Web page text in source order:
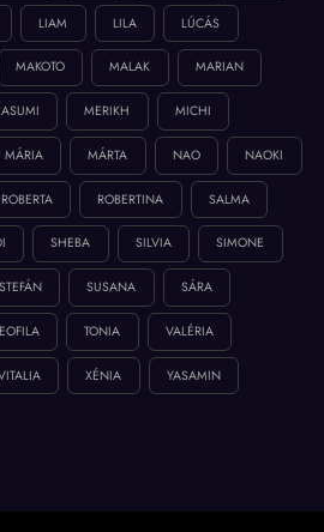
LIAM LILA LÚCÁS
MAKOTO MALAK MARIAN
MERIKH MICHI
MÁRIA MÁRTA NAO NAOKI
ROBERTA ROBERTINA SALMA
SHEBA SILVIA SIMONE
STEFÁN SUSANA SÁRA
TONIA VALÉRIA
XÉNIA YASAMIN